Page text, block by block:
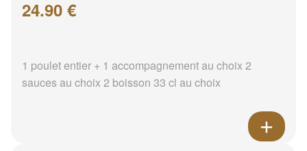
24.90 €
1 poulet entier + 1 accompagnement au choix 2
sauces au choix 2 boisson 33 cl au choix